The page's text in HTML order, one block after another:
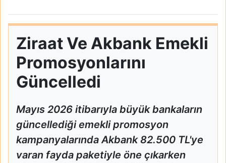
Ziraat Ve Akbank Emekli
Promosyonlarını
Güncelledi
Mayıs 2026 itibarıyla büyük bankaların
güncellediği emekli promosyon
kampanyalarında Akbank 82.500 TL'ye
varan fayda paketiyle öne çıkarken